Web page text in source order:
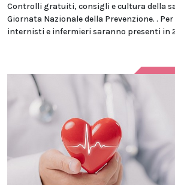
Controlli gratuiti, consigli e cultura della
Giornata Nazionale della Prevenzione. .
internisti e infermieri saranno presenti in